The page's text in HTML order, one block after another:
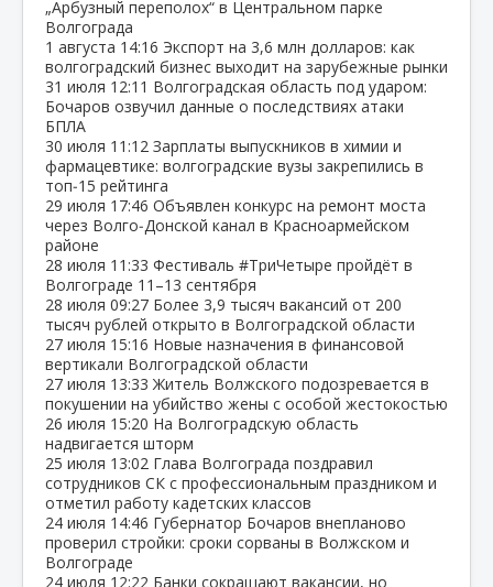
„Арбузный переполох“ в Центральном парке
Волгограда
1 августа 14:16 Экспорт на 3,6 млн долларов: как
волгоградский бизнес выходит на зарубежные рынки
31 июля 12:11 Волгоградская область под ударом:
Бочаров озвучил данные о последствиях атаки
БПЛА
30 июля 11:12 Зарплаты выпускников в химии и
фармацевтике: волгоградские вузы закрепились в
топ‑15 рейтинга
29 июля 17:46 Объявлен конкурс на ремонт моста
через Волго‑Донской канал в Красноармейском
районе
28 июля 11:33 Фестиваль #ТриЧетыре пройдёт в
Волгограде 11–13 сентября
28 июля 09:27 Более 3,9 тысяч вакансий от 200
тысяч рублей открыто в Волгоградской области
27 июля 15:16 Новые назначения в финансовой
вертикали Волгоградской области
27 июля 13:33 Житель Волжского подозревается в
покушении на убийство жены с особой жестокостью
26 июля 15:20 На Волгоградскую область
надвигается шторм
25 июля 13:02 Глава Волгограда поздравил
сотрудников СК с профессиональным праздником и
отметил работу кадетских классов
24 июля 14:46 Губернатор Бочаров внепланово
проверил стройки: сроки сорваны в Волжском и
Волгограде
24 июля 12:22 Банки сокращают вакансии, но